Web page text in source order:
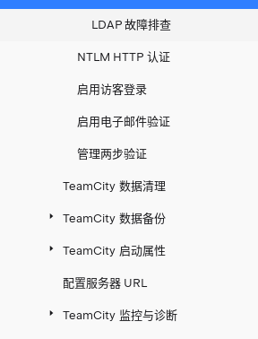
LDAP 故障排查
NTLM HTTP 认证
启用访客登录
启用电子邮件验证
管理两步验证
TeamCity 数据清理
TeamCity 数据备份
TeamCity 启动属性
配置服务器 URL
TeamCity 监控与诊断